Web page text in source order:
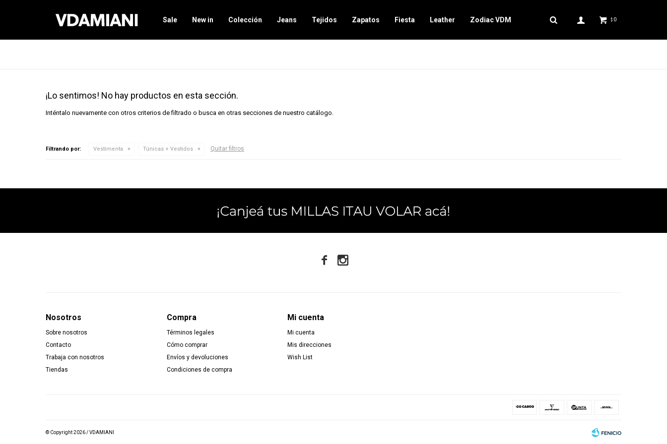
Sale New in Colección Jeans Tejidos Zapatos Fiesta Leather Zodiac VDM $ 0
¡Lo sentimos! No hay productos en esta sección.
Inténtalo nuevamente con otros criterios de filtrado o busca en otras secciones de nuestro catálogo.
Filtrando por: Vestimenta Túnicas + Vestidos Quitar filtros
Nosotros
Sobre nosotros
Contacto
Trabaja con nosotros
Tiendas
Compra
Términos legales
Cómo comprar
Envíos y devoluciones
Condiciones de compra
Mi cuenta
Mi cuenta
Mis direcciones
Wish List
 
© Copyright 2026 / VDAMIANI